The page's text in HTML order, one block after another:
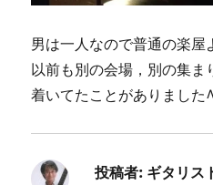
男は一人なので普通の楽屋
以前も別の会場，別の集ま
着いてたことがありまし
投稿者: ギタリ